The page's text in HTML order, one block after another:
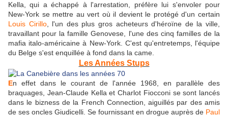
Kella, qui a échappé à l'arrestation, préfère lui s'envoler pour
New-York se mettre au vert où il devient le protégé d'un certain
Louis Cirillo, l'un des plus gros acheteurs d'héroïne de la ville,
travaillant pour la famille Genovese, l'une des cinq familles de la
mafia italo-américaine à New-York. C'est qu'entretemps, l'équipe
du Belge s'est enquillée à fond dans la came.
Les Années Stups
En effet dans le courant de l'année 1968, en parallèle des
braquages, Jean-Claude Kella et Charlot Fiocconi se sont lancés
dans le bizness de la French Connection, aiguillés par des amis
de ses oncles Giudicelli. Se fournissant en drogue auprès de Paul